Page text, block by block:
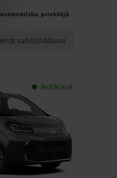
priekšējā
salīdzināšanai
Noliktavā